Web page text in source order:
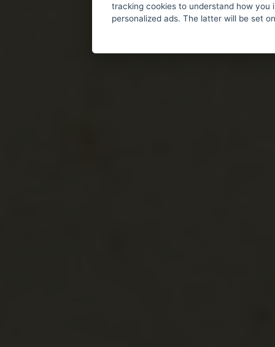
tracking cookies to understand how
personalized ads. The latter will be set